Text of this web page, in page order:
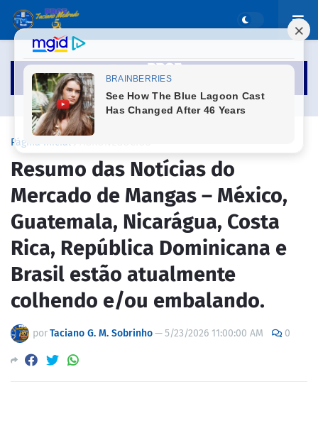
Página inicial
Resumo das Notícias do
Mercado de Mangas – México,
Guatemala, Nicarágua, Costa
Rica, República Dominicana e
Brasil estão atualmente
colhendo e/ou embalando.
porTaciano G. M. Sobrinho—5/23/2026 11:00:00 AM 0